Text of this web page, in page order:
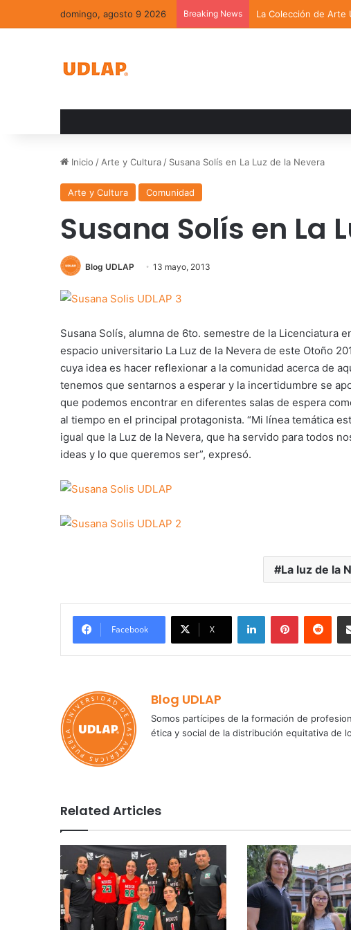
domingo, agosto 9 2026 Breaking News La Colección de
Inicio / Arte y Cultura / Susana Solís en La Luz de la Nevera
Arte y Cultura Comunidad
Susana Solís en La
Blog UDLAP 13 mayo, 2013
Susana Solís, alumna de 6to. semestre de la Licenciatura
espacio universitario La Luz de la Nevera de este Otoño
cuya idea es hacer reflexionar a la comunidad acerca de
tenemos que sentarnos a esperar y la incertidumbre se
que podemos encontrar en diferentes salas de espera
al tiempo en el principal protagonista. “Mi línea temática
igual que la Luz de la Nevera, que ha servido para todos
ideas y lo que queremos ser”, expresó.
La luz de la
Facebook X
LinkedInPinterest
Blog UDLAP
Somos partícipes de la formación de
ética y social de la distribución equitativa de
Related Articles